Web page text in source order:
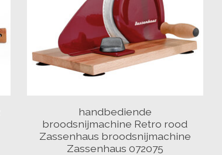
handbediende
broodsnijmachine Retro rood
Zassenhaus broodsnijmachine
Zassenhaus 072075